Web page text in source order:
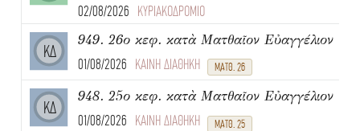
02/08/2026 ΚΥΡΙΑΚΟΔΡΟΜΙΟ
ΚΔ
949. 26ο κεφ. κατὰ Ματθαῖον Εὐαγγέλιον
01/08/2026 ΚΑΙΝΗ ΔΙΑΘΗΚΗ ΜΑΤΘ. 26
ΚΔ
948. 25ο κεφ. κατὰ Ματθαῖον Εὐαγγέλιον
01/08/2026 ΚΑΙΝΗ ΔΙΑΘΗΚΗ ΜΑΤΘ. 25